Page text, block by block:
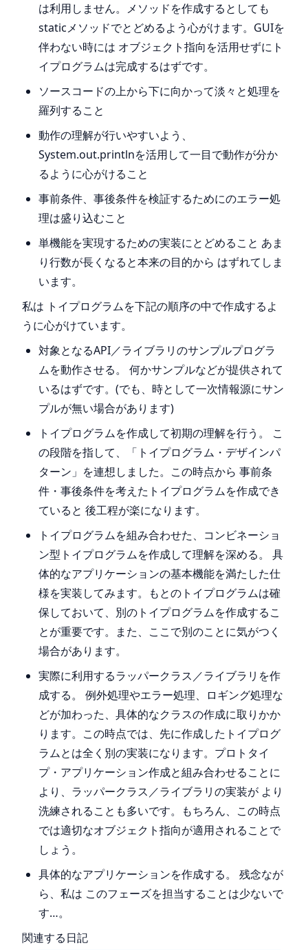
は利用しません。メソッドを作成するとしても
staticメソッドでとどめるよう心がけます。GUIを
伴わない時には オブジェクト指向を活用せずにト
イプログラムは完成するはずです。
ソースコードの上から下に向かって淡々と処理を
羅列すること
動作の理解が行いやすいよう、
System.out.printlnを活用して一目で動作が分か
るように心がけること
事前条件、事後条件を検証するためにのエラー処
理は盛り込むこと
単機能を実現するための実装にとどめること あま
り行数が長くなると本来の目的から はずれてしま
います。
私は トイプログラムを下記の順序の中で作成するよ
うに心がけています。
対象となるAPI／ライブラリのサンプルプログラ
ムを動作させる。 何かサンプルなどが提供されて
いるはずです。(でも、時として一次情報源にサン
プルが無い場合があります)
トイプログラムを作成して初期の理解を行う。 こ
の段階を指して、「トイプログラム・デザインパ
ターン」を連想しました。この時点から 事前条
件・事後条件を考えたトイプログラムを作成でき
ていると 後工程が楽になります。
トイプログラムを組み合わせた、コンビネーショ
ン型トイプログラムを作成して理解を深める。 具
体的なアプリケーションの基本機能を満たした仕
様を実装してみます。もとのトイプログラムは確
保しておいて、別のトイプログラムを作成するこ
とが重要です。また、ここで別のことに気がつく
場合があります。
実際に利用するラッパークラス／ライブラリを作
成する。 例外処理やエラー処理、ロギング処理な
どが加わった、具体的なクラスの作成に取りかか
ります。この時点では、先に作成したトイプログ
ラムとは全く別の実装になります。プロトタイ
プ・アプリケーション作成と組み合わせることに
より、ラッパークラス／ライブラリの実装が より
洗練されることも多いです。もちろん、この時点
では適切なオブジェクト指向が適用されることで
しょう。
具体的なアプリケーションを作成する。 残念なが
ら、私は このフェーズを担当することは少ないで
す…。
関連する日記